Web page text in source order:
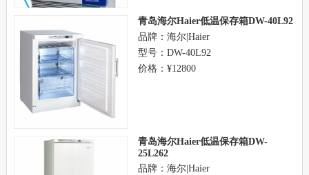
青岛海尔Haier低温保存箱DW-40L92
品牌：海尔|Haier
型号：DW-40L92
价格：¥12800
青岛海尔Haier低温保存箱DW-
25L262
品牌：海尔|Haier